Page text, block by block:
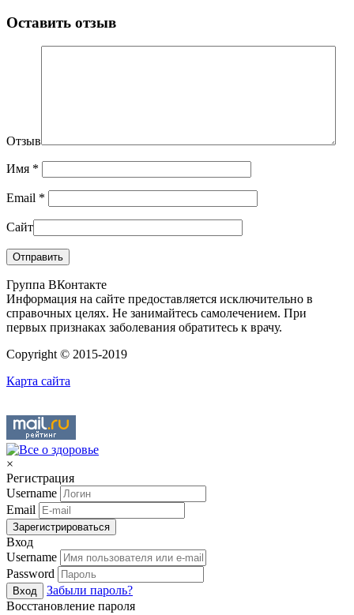
Оставить отзыв
Отзыв
Имя *
Email *
Сайт
Группа ВКонтакте
Информация на сайте предоставляется исключительно в
справочных целях. Не занимайтесь самолечением. При
первых признаках заболевания обратитесь к врачу.
Copyright © 2015-2019
Карта сайта
×
Регистрация
Username
Email
Зарегистрироваться
Вход
Username
Password
Вход
Забыли пароль?
Восстановление пароля